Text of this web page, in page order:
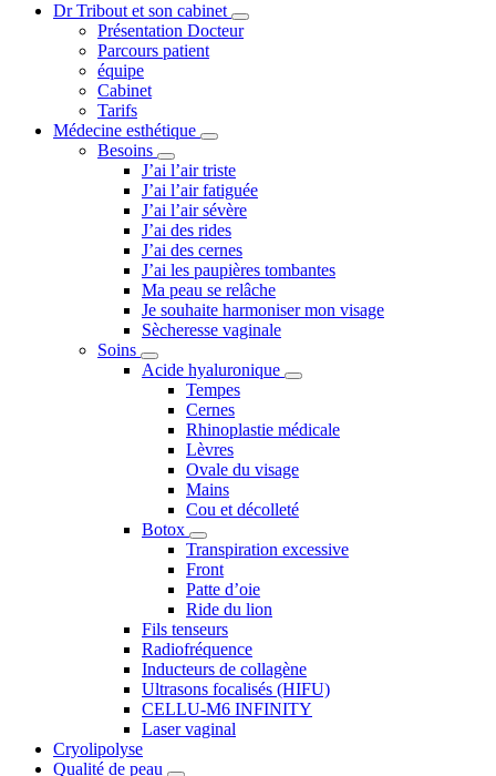
Dr Tribout et son cabinet
Présentation Docteur
Parcours patient
équipe
Cabinet
Tarifs
Médecine esthétique
Besoins
J’ai l’air triste
J’ai l’air fatiguée
J’ai l’air sévère
J’ai des rides
J’ai des cernes
J’ai les paupières tombantes
Ma peau se relâche
Je souhaite harmoniser mon visage
Sècheresse vaginale
Soins
Acide hyaluronique
Tempes
Cernes
Rhinoplastie médicale
Lèvres
Ovale du visage
Mains
Cou et décolleté
Botox
Transpiration excessive
Front
Patte d’oie
Ride du lion
Fils tenseurs
Radiofréquence
Inducteurs de collagène
Ultrasons focalisés (HIFU)
CELLU-M6 INFINITY
Laser vaginal
Cryolipolyse
Qualité de peau